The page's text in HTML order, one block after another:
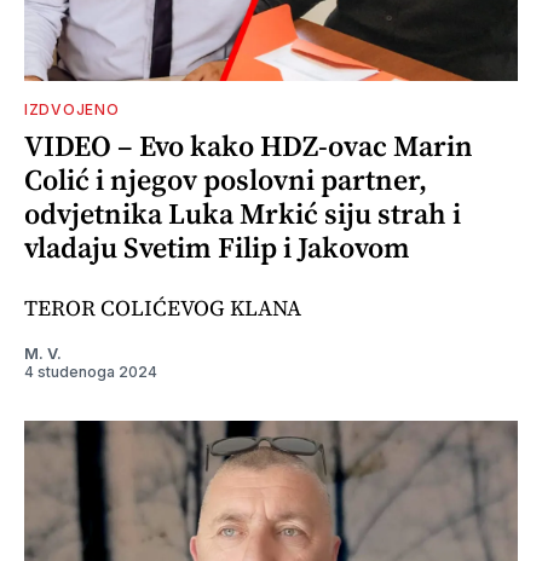
IZDVOJENO
VIDEO – Evo kako HDZ-ovac Marin
Colić i njegov poslovni partner,
odvjetnika Luka Mrkić siju strah i
vladaju Svetim Filip i Jakovom
TEROR COLIĆEVOG KLANA
M. V.
4 studenoga 2024